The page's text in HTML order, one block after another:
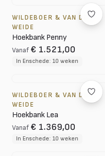
WILDEBOER & VAN DER
WEIDE
Hoekbank Penny
Vanaf € 1.521,00
In Enschede: 10 weken
WILDEBOER & VAN DER
WEIDE
Hoekbank Lea
Vanaf € 1.369,00
In Enschede: 10 weken